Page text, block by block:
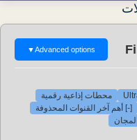
Advanced options
▼
محطات إذاعية رقمية
[-] أهم آخر القنوات المحذوفة